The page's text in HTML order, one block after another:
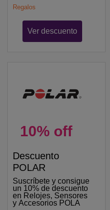
Regalos
Ver descuento
10% off
Descuento
POLAR
Suscríbete y consigue
un 10% de descuento
en Relojes, Sensores
y Accesorios POLA